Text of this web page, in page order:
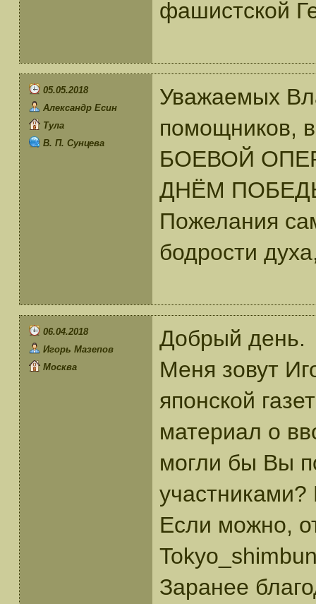
фашистской
05.05.2018
Александр Есин
Тула
В. П. Сунцева
Уважаемых
помощников,
БОЕВОЙ
ДНЁМ
Пожелания
бодрости
06.04.2018
Игорь Мазепов
Москва
Добрый день.
Меня зовут
японской
материал о
могли бы Вы
участниками?
Если можно,
Заранее